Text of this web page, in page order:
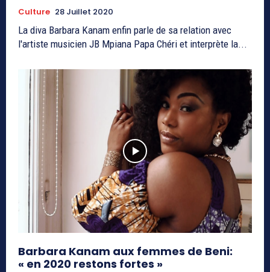
Culture 28 Juillet 2020
La diva Barbara Kanam enfin parle de sa relation avec
l'artiste musicien JB Mpiana Papa Chéri et interprète la...
Barbara Kanam aux femmes de Beni:
« en 2020 restons fortes »